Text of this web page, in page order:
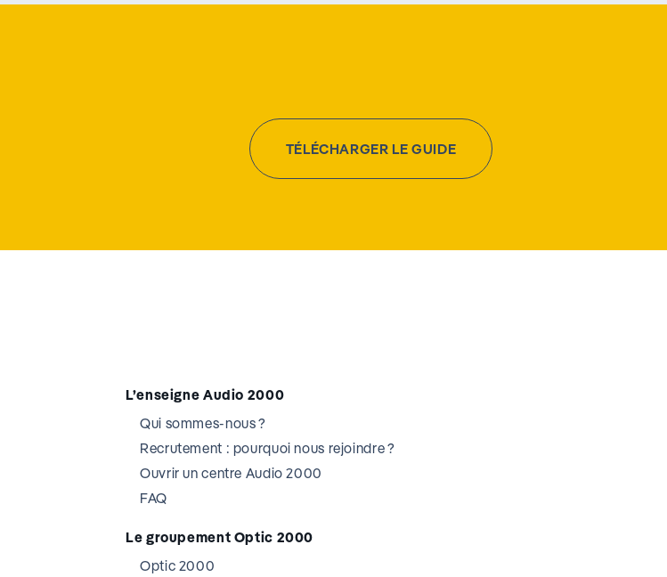
TÉLÉCHARGER LE GUIDE
L’enseigne Audio 2000
Qui sommes-nous ?
Recrutement : pourquoi nous rejoindre ?
Ouvrir un centre Audio 2000
FAQ
Le groupement Optic 2000
Optic 2000